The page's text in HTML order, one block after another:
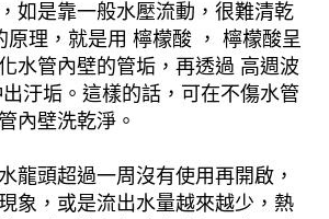
如是靠一般水壓流動，很難清乾
原理，就是用 檸檬酸 ， 檸檬酸呈
水管內壁的管垢，再透過 高週波
汙垢。這樣的話，可在不傷水管
內壁洗乾淨。
龍頭超過一周沒有使用再開啟，
象，或是流出水量越來越少，熱